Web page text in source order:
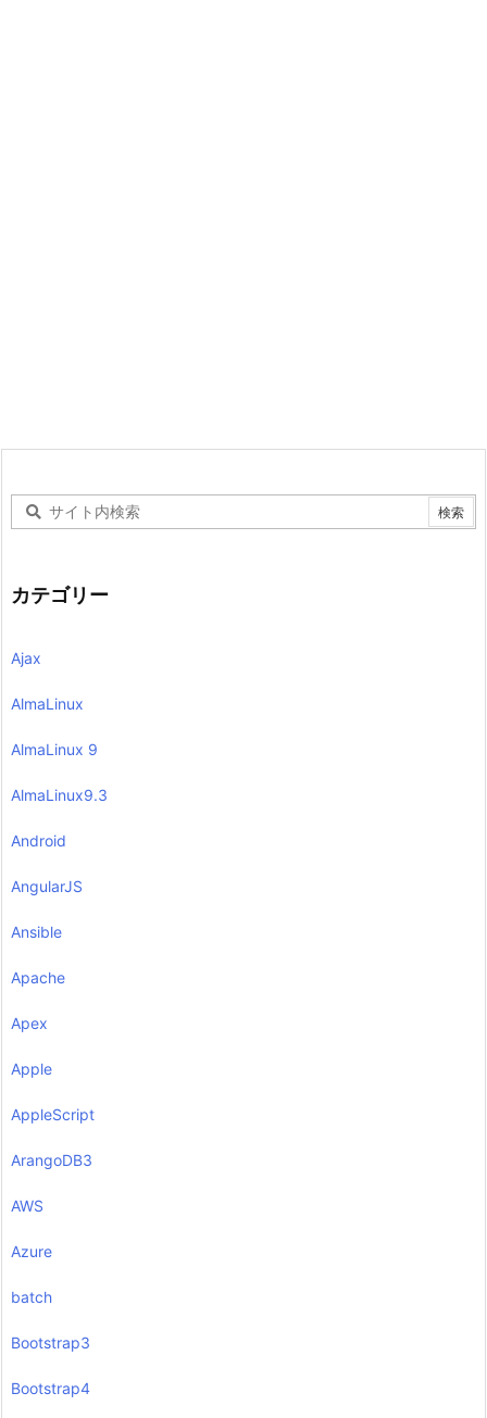
カテゴリー
Ajax
AlmaLinux
AlmaLinux 9
AlmaLinux9.3
Android
AngularJS
Ansible
Apache
Apex
Apple
AppleScript
ArangoDB3
AWS
Azure
batch
Bootstrap3
Bootstrap4